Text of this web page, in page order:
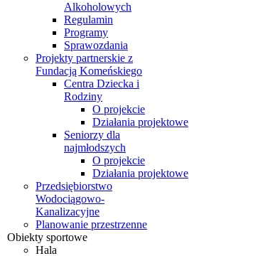
Alkoholowych
Regulamin
Programy
Sprawozdania
Projekty partnerskie z
Fundacją Komeńskiego
Centra Dziecka i
Rodziny
O projekcie
Działania projektowe
Seniorzy dla
najmłodszych
O projekcie
Działania projektowe
Przedsiębiorstwo
Wodociągowo-
Kanalizacyjne
Planowanie przestrzenne
Obiekty sportowe
Hala